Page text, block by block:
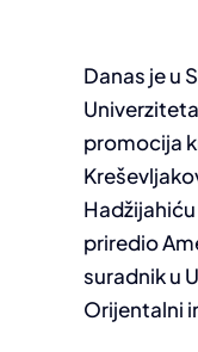
Danas je u
promocija
priredio
suradnik u
Orijentalni